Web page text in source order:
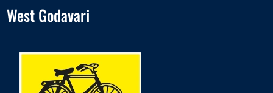
West Godavari